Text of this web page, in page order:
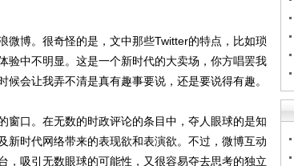
博。很奇怪的是，文中那些Twitter的特点，比如琐
验中不明显。这是一个新时代的大卖场，你方唱罢我
会让我弄不清是真有趣事要说，还是要说得有趣。
口。在无数的时政评论的条目中，夺人眼球的是知
新时代网络带来的表现欲和表演欲。不过，微博互动
，吸引无数眼球的可能性，又很容易夺去思考的独立